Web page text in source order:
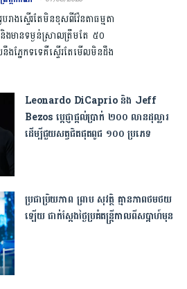
រាងស្ទើរតែមិនខុសពីវ៉ែនតាធម្មតា
មានទម្ងន់ស្រាលត្រឹមតែ ៥០
ភ្នែកទទេគឺស្ទើរតែមើលមិនដឹង
Leonardo DiCaprio និង Jeff
Bezos ប្តេជ្ញាផ្តល់ប្រាក់ ២០០ លានដុល្លារ
ដើម្បីជួយសត្វជិតផុតពូជ ១០០ ប្រភេទ
ប្រជាប្រិយភាព ព្រាប សុវត្ថិ គ្មានភាពថមថយ
ឡើយ ជាក់ស្ដែងថ្ងៃប្រគំតន្រ្តីកាលពីសប្ដាហ៍មុន